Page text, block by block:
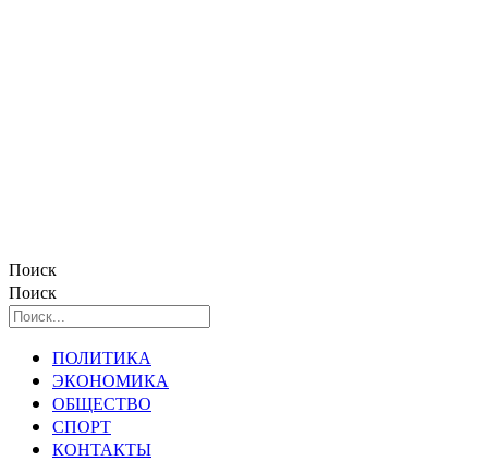
Поиск
Поиск
ПОЛИТИКА
ЭКОНОМИКА
ОБЩЕСТВО
СПОРТ
КОНТАКТЫ